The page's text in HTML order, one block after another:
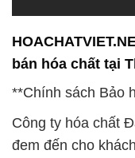
bán hóa chất tại
**Chính sách Bảo
Công ty hóa chất
đem đến cho